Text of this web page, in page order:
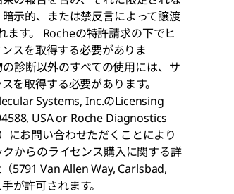
示的、または禁反言によって譲渡
ます。 Rocheの特許請求の下でヒ
スを取得する必要がありま
診断以外のすべての使用には、サ
を取得する必要があります。
Systems, Inc.のLicensing
USA or Roche Diagnostics
お問い合わせただくことにより
からのライセンス購入に関する詳
5791 Van Allen Way, Carlsbad,
が許可されます。